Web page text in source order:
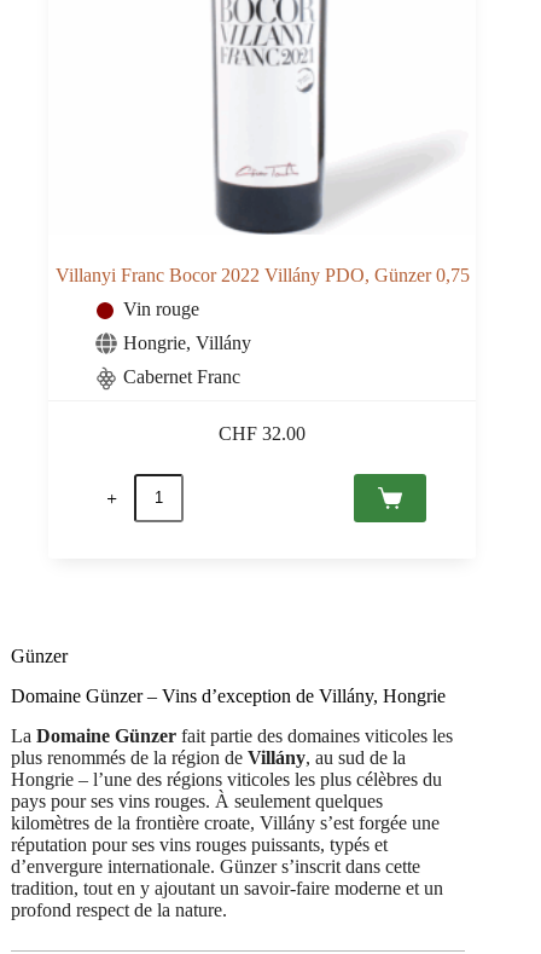
Villanyi Franc Bocor 2022 Villány PDO, Günzer 0,75
Vin rouge
Hongrie, Villány
Cabernet Franc
CHF 32.00
quantité
Villanyi
Günzer
Domaine Günzer – Vins d’exception de Villány, Hongrie
La Domaine Günzerfait partie des domaines viticoles les
plus renommés de la région de Villány, au sud de la
Hongrie – l’une des régions viticoles les plus célèbres du
pays pour ses vins rouges. À seulement quelques
kilomètres de la frontière croate, Villány s’est forgée une
réputation pour ses vins rouges puissants, typés et
d’envergure internationale. Günzer s’inscrit dans cette
tradition, tout en y ajoutant un savoir-faire moderne et un
profond respect de la nature.